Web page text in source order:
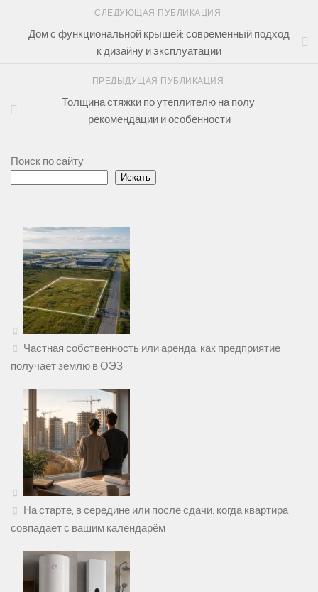
СЛЕДУЮЩАЯ ПУБЛИКАЦИЯ
Дом с функциональной крышей: современный подход
к дизайну и эксплуатации
ПРЕДЫДУЩАЯ ПУБЛИКАЦИЯ
Толщина стяжки по утеплителю на полу:
рекомендации и особенности
Поиск по сайту
Искать
Частная собственность или аренда: как предприятие
получает землю в ОЭЗ
На старте, в середине или после сдачи: когда квартира
совпадает с вашим календарём